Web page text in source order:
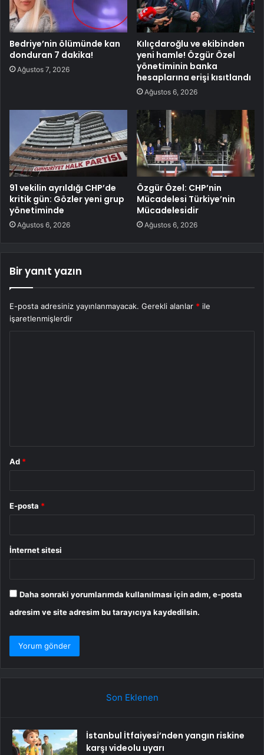
Bedriye’nin ölümünde kan
donduran 7 dakika!
Ağustos 7, 2026
Kılıçdaroğlu ve ekibinden
yeni hamle! Özgür Özel
yönetiminin banka
hesaplarına erişi kısıtlandı
Ağustos 6, 2026
91 vekilin ayrıldığı CHP’de
kritik gün: Gözler yeni grup
yönetiminde
Ağustos 6, 2026
Özgür Özel: CHP’nin
Mücadelesi Türkiye’nin
Mücadelesidir
Ağustos 6, 2026
Bir yanıt yazın
E-posta adresiniz yayınlanmayacak. Gerekli alanlar * ile
işaretlenmişlerdir
Ad *
E-posta *
İnternet sitesi
Daha sonraki yorumlarımda kullanılması için adım, e-posta
adresim ve site adresim bu tarayıcıya kaydedilsin.
Son Eklenen
İstanbul İtfaiyesi’nden yangın riskine
karşı videolu uyarı